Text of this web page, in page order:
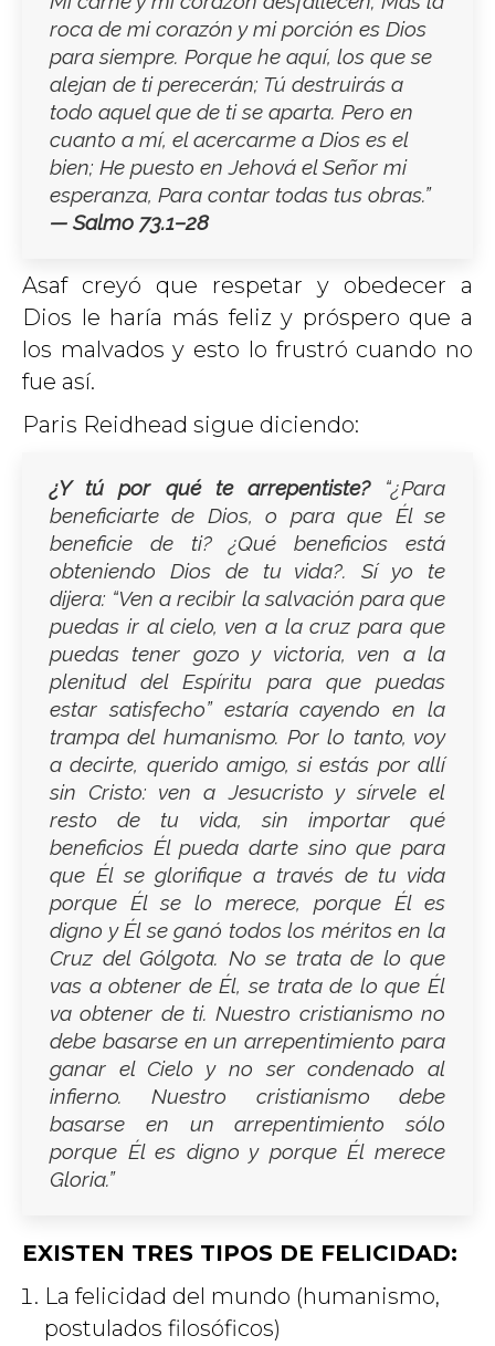
roca de mi corazón y mi porción es Dios
para siempre. Porque he aquí, los que se
alejan de ti perecerán; Tú destruirás a
todo aquel que de ti se aparta. Pero en
cuanto a mí, el acercarme a Dios es el
bien; He puesto en Jehová el Señor mi
esperanza, Para contar todas tus obras.”
— Salmo 73.1–28
Asaf creyó que respetar y obedecer a
Dios le haría más feliz y próspero que a
los malvados y esto lo frustró cuando no
fue así.
Paris Reidhead sigue diciendo:
¿Y tú por qué te arrepentiste?“¿Para
beneficiarte de Dios, o para que Él se
beneficie de ti? ¿Qué beneficios está
obteniendo Dios de tu vida?. Sí yo te
dijera: “Ven a recibir la salvación para que
puedas ir al cielo, ven a la cruz para que
puedas tener gozo y victoria, ven a la
plenitud del Espíritu para que puedas
estar satisfecho” estaría cayendo en la
trampa del humanismo. Por lo tanto, voy
a decirte, querido amigo, si estás por allí
sin Cristo: ven a Jesucristo y sírvele el
resto de tu vida, sin importar qué
beneficios Él pueda darte sino que para
que Él se glorifique a través de tu vida
porque Él se lo merece, porque Él es
digno y Él se ganó todos los méritos en la
Cruz del Gólgota. No se trata de lo que
vas a obtener de Él, se trata de lo que Él
va obtener de ti. Nuestro cristianismo no
debe basarse en un arrepentimiento para
ganar el Cielo y no ser condenado al
infierno. Nuestro cristianismo debe
basarse en un arrepentimiento sólo
porque Él es digno y porque Él merece
Gloria.”
EXISTEN TRES TIPOS DE FELICIDAD:
La felicidad del mundo (humanismo,
postulados filosóficos)